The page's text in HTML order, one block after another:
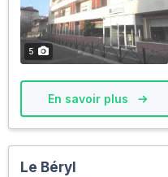
5
En savoir plus
Le Béryl